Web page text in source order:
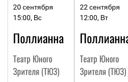
20 сентября
15:00, Вс
Поллианна
Театр Юного
Зрителя (ТЮЗ)
22 сентября
12:00, Вт
Театр Юного
Зрителя (ТЮЗ)